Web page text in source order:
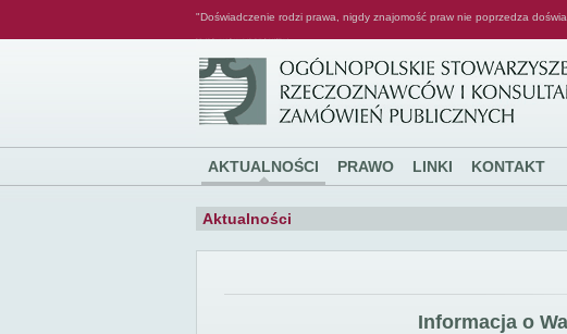
"Doświadczenie rodzi prawa, nigdy znajomość praw nie poprzedza
AKTUALNOŚCI PRAWO LINKI KONTAKT
Aktualności
Informacja o